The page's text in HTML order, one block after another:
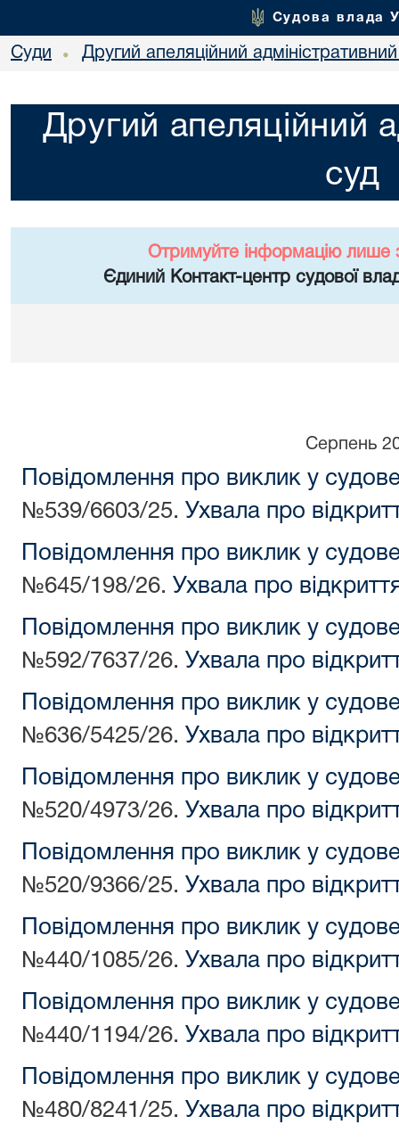
Судова влада
Суди • Другий апеляційний
Другий апеляційний
суд
Отримуйте інформацію лише
Єдиний Контакт-центр судової
Серпень
Повідомлення про виклик у
№539/6603/25. Ухвала про
Повідомлення про виклик у
№645/198/26. Ухвала про
Повідомлення про виклик у
№592/7637/26. Ухвала про
Повідомлення про виклик у
№636/5425/26. Ухвала про
Повідомлення про виклик у
№520/4973/26. Ухвала про
Повідомлення про виклик у
№520/9366/25. Ухвала про
Повідомлення про виклик у
№440/1085/26. Ухвала про
Повідомлення про виклик у
№440/1194/26. Ухвала про
Повідомлення про виклик у
№480/8241/25. Ухвала про